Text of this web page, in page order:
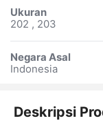
Ukuran
202 , 203
Negara Asal
Indonesia
Deskripsi